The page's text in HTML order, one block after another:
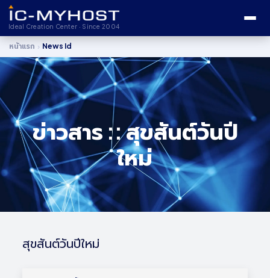
Ideal Creation Center · Since 2004
หน้าแรก › News Id
ข่าวสาร :: สุขสันต์วันปี
ใหม่
สุขสันต์วันปีใหม่